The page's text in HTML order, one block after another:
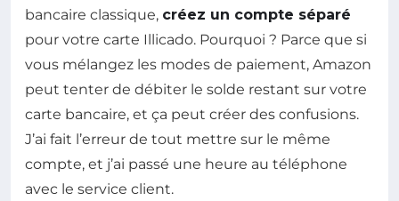
bancaire classique, créez un compte séparé
pour votre carte Illicado. Pourquoi ? Parce que si
vous mélangez les modes de paiement, Amazon
peut tenter de débiter le solde restant sur votre
carte bancaire, et ça peut créer des confusions.
J’ai fait l’erreur de tout mettre sur le même
compte, et j’ai passé une heure au téléphone
avec le service client.